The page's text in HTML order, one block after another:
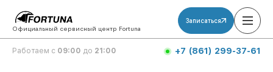
Официальный сервисный центр Fortuna
Записаться
Работаем с 09:00 до 21:00 +7 (861) 299-37-61